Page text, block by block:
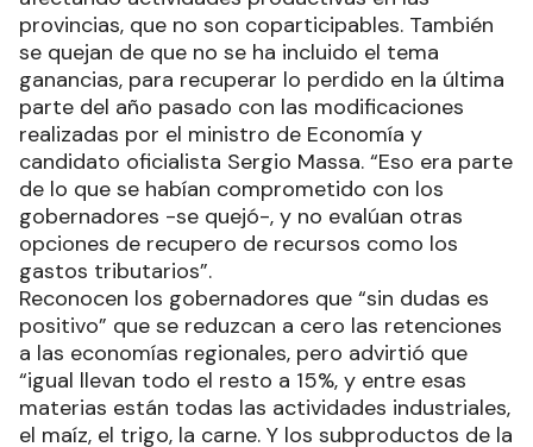
provincias, que no son coparticipables. También
se quejan de que no se ha incluido el tema
ganancias, para recuperar lo perdido en la última
parte del año pasado con las modificaciones
realizadas por el ministro de Economía y
candidato oficialista Sergio Massa. “Eso era parte
de lo que se habían comprometido con los
gobernadores -se quejó-, y no evalúan otras
opciones de recupero de recursos como los
gastos tributarios”.
Reconocen los gobernadores que “sin dudas es
positivo” que se reduzcan a cero las retenciones
a las economías regionales, pero advirtió que
“igual llevan todo el resto a 15%, y entre esas
materias están todas las actividades industriales,
el maíz, el trigo, la carne. Y los subproductos de la